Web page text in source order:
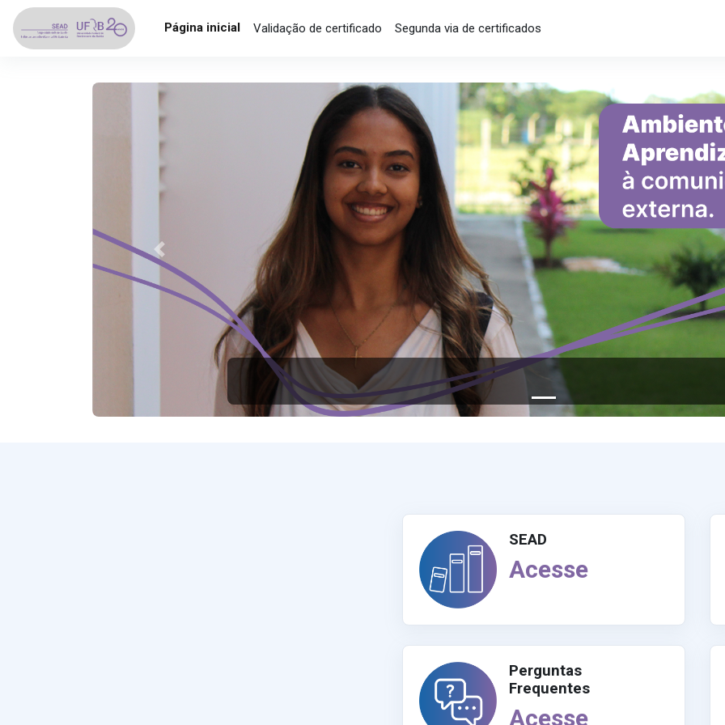
Ir para o conteúdo principal
Página inicial
Validação de certificado Segunda via de certificados
Anterior
SEAD
Acesse
Perguntas
Frequentes
Acesse